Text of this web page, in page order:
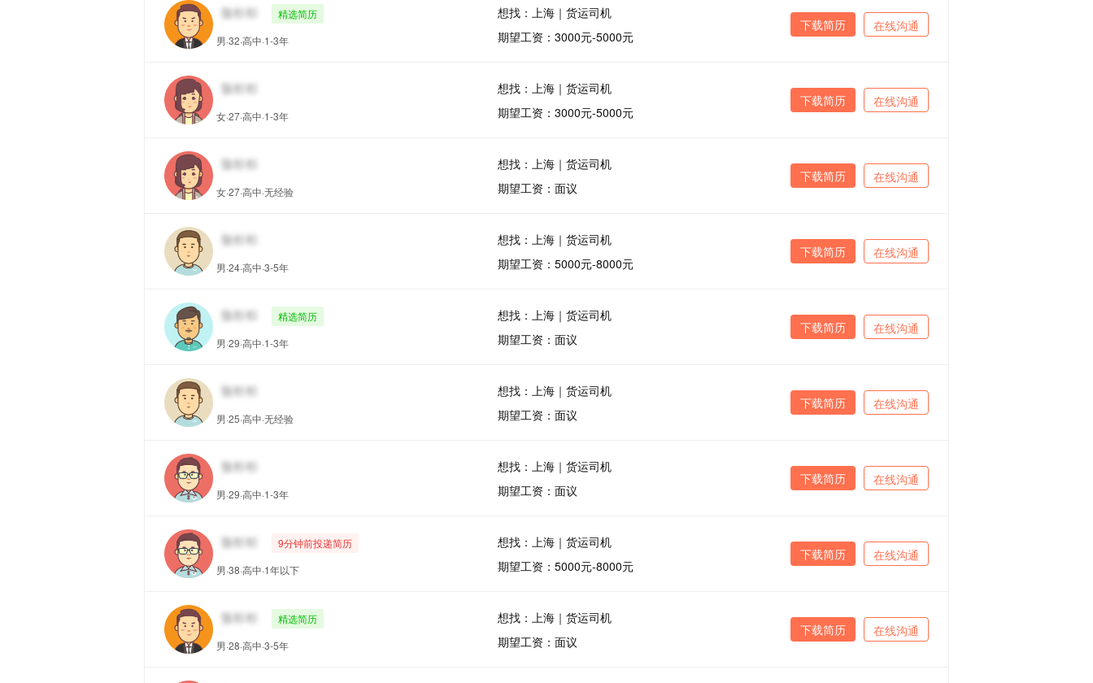
精选简历
男·32·高中·1-3年
想找：上海｜货运司机
期望工资：3000元-5000元
在线沟通
下载简历
女·27·高中·1-3年
想找：上海｜货运司机
期望工资：3000元-5000元
在线沟通
下载简历
女·27·高中·无经验
想找：上海｜货运司机
期望工资：面议
在线沟通
下载简历
男·24·高中·3-5年
想找：上海｜货运司机
期望工资：5000元-8000元
在线沟通
下载简历
精选简历
男·29·高中·1-3年
想找：上海｜货运司机
期望工资：面议
在线沟通
下载简历
男·25·高中·无经验
想找：上海｜货运司机
期望工资：面议
在线沟通
下载简历
男·29·高中·1-3年
想找：上海｜货运司机
期望工资：面议
在线沟通
下载简历
9分钟前投递简历
男·38·高中·1年以下
想找：上海｜货运司机
期望工资：5000元-8000元
在线沟通
下载简历
精选简历
男·28·高中·3-5年
想找：上海｜货运司机
期望工资：面议
在线沟通
下载简历